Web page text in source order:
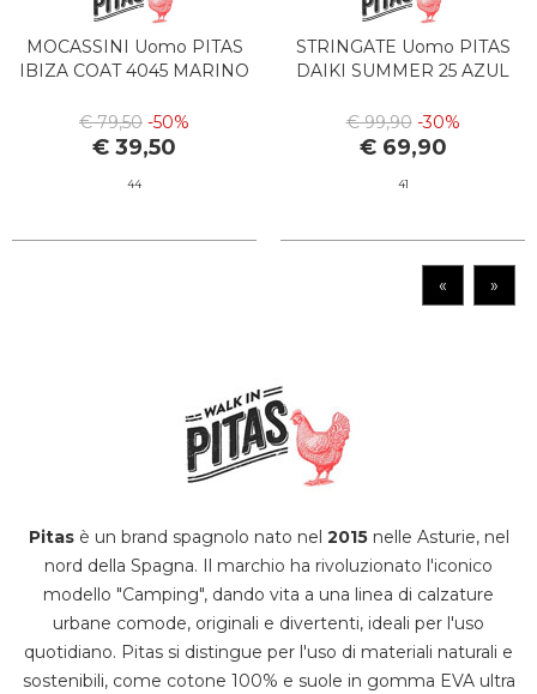
MOCASSINI Uomo PITAS
IBIZA COAT 4045 MARINO
€ 79,50 -50%
€ 39,50
44
STRINGATE Uomo PITAS
DAIKI SUMMER 25 AZUL
€ 99,90 -30%
€ 69,90
41
« »
Pitasè un brand spagnolo nato nel 2015nelle Asturie, nel
nord della Spagna. Il marchio ha rivoluzionato l'iconico
modello "Camping", dando vita a una linea di calzature
urbane comode, originali e divertenti, ideali per l'uso
quotidiano. Pitas si distingue per l'uso di materiali naturali e
sostenibili, come cotone 100% e suole in gomma EVA ultra